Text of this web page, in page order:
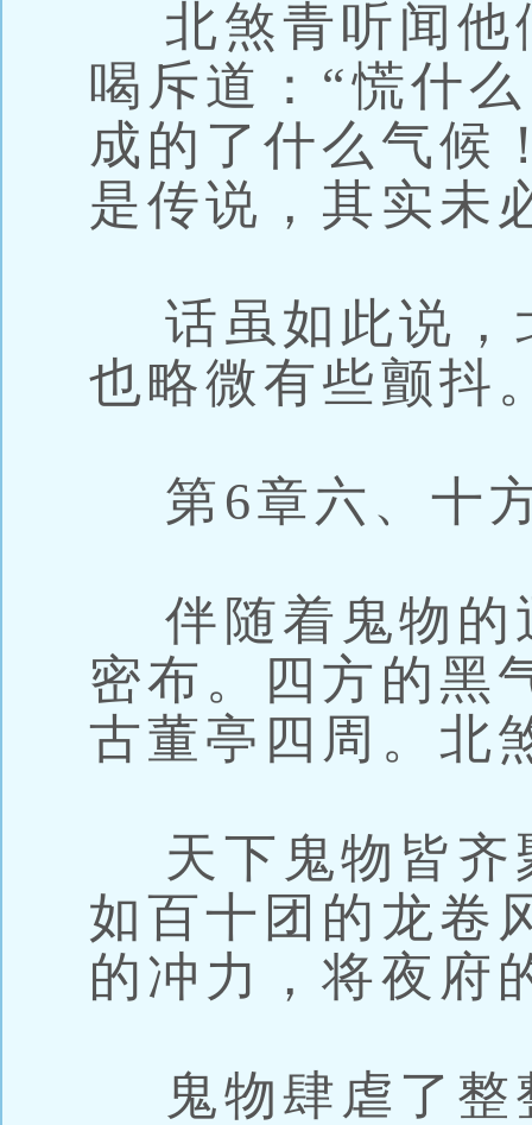
北煞青听闻他
喝斥道：“慌什
成的了什么气候
是传说，其实未
话虽如此说，
也略微有些颤抖
第6章六、十
伴随着鬼物的
密布。四方的黑
古董亭四周。北
天下鬼物皆齐
如百十团的龙卷
的冲力，将夜府
鬼物肆虐了整